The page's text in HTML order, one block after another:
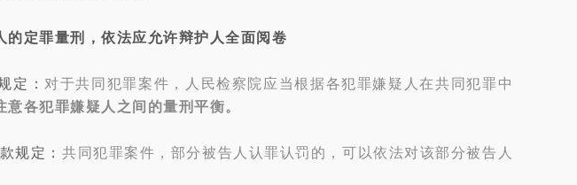
的定罪量刑，依法应允许辩护人全面阅卷
定： 对于共同犯罪案件，人民检察院应当根据各犯罪嫌疑人在共同犯罪中
各犯罪嫌疑人之间的量刑平衡。
规定：共同犯罪案件，部分被告人认罪认罚的，可以依法对该部分被告人